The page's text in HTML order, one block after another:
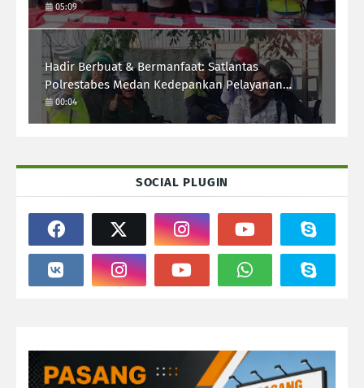
05:09
Hadir Berbuat & Bermanfaat: Satlantas
Polrestabes Medan Kedepankan Pelayanan
Humanis Demi Lalu Lintas Aman Tertib Lancar
00:04
SOCIAL PLUGIN